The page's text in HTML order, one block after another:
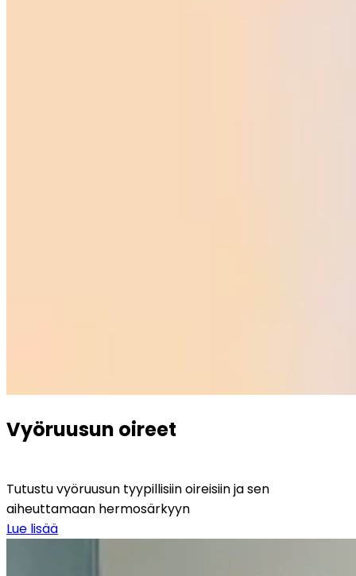
Vyöruusun oireet
Tutustu vyöruusun tyypillisiin oireisiin ja sen
aiheuttamaan hermosärkyyn
Lue lisää